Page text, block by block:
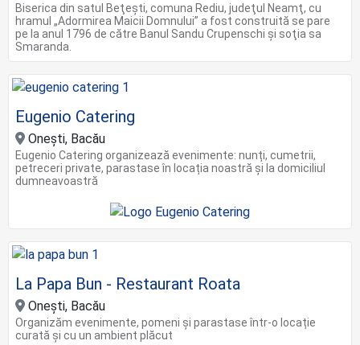
Biserica din satul Beţeşti, comuna Rediu, judeţul Neamţ, cu
hramul „Adormirea Maicii Domnului” a fost construită se pare
pe la anul 1796 de către Banul Sandu Crupenschi şi soţia sa
Smaranda.
Eugenio Catering
Onești, Bacău
Eugenio Catering organizează evenimente: nunți, cumetrii,
petreceri private, parastase în locația noastră și la domiciliul
dumneavoastră
La Papa Bun - Restaurant Roata
Onești, Bacău
Organizăm evenimente, pomeni și parastase într-o locație
curată și cu un ambient plăcut